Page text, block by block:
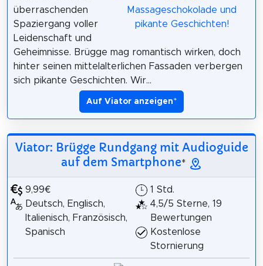
überraschenden
Spaziergang voller
Leidenschaft und
Geheimnisse. Brügge mag romantisch wirken, doch
hinter seinen mittelalterlichen Fassaden verbergen
sich pikante Geschichten. Wir...
Auf Viator anzeigen*
Viator: Brügge Rundgang mit Audioguide
auf dem Smartphone*
9,99€
Deutsch, Englisch,
Italienisch, Französisch,
Spanisch
1 Std.
4,5/5 Sterne, 19
Bewertungen
Kostenlose
Stornierung